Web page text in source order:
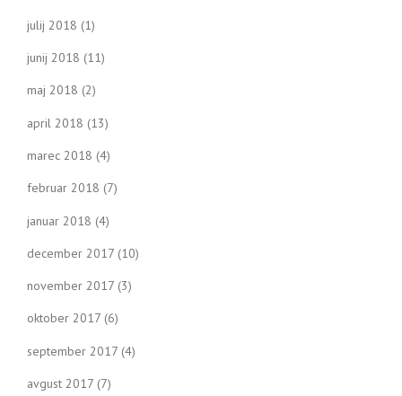
julij 2018 (1)
junij 2018 (11)
maj 2018 (2)
april 2018 (13)
marec 2018 (4)
februar 2018 (7)
januar 2018 (4)
december 2017 (10)
november 2017 (3)
oktober 2017 (6)
september 2017 (4)
avgust 2017 (7)